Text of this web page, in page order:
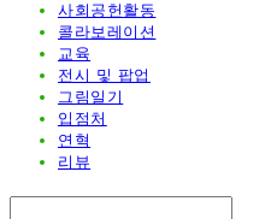
사회공헌활동
콜라보레이션
교육
전시 및 팝업
그림일기
입점처
연혁
리뷰